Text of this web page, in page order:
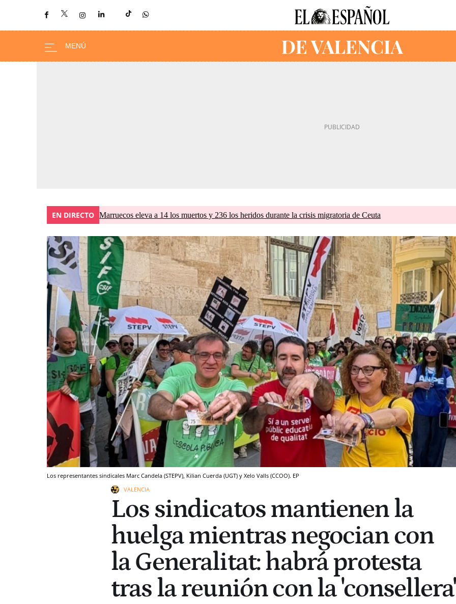
EN DIRECTO Marruecos eleva a 14 los muertos y 236 los heridos durante la crisis migratoria de Ceuta
Los representantes sindicales Marc Candela (STEPV), Kilian Cuerda (UGT) y Xelo Valls (CCOO). EP
VALENCIA
Los sindicatos mantienen la
huelga mientras negocian con
la Generalitat: habrá protesta
tras la reunión con la 'consellera'